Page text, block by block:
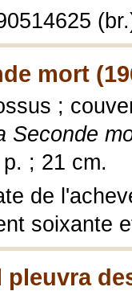
mort
;
Seconde
; 21 cm.
de
soixante